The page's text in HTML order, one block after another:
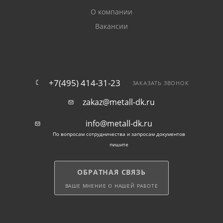
(при толщине металла 6 мм);
Винтовые металлоизделия в наличии могут
использоваться повторно.
При заказе опор у нас мы организуем оперативную
доставку свай по Чехову.
О компании
Вакансии
+7(495) 414-31-23 ЗАКАЗАТЬ ЗВОНОК
zakaz@metall-dk.ru
info@metall-dk.ru
По вопросам сотрудничества и запросам документов
пишите
ОБРАТНАЯ СВЯЗЬ
ВАШЕ МНЕНИЕ О НАШЕЙ РАБОТЕ